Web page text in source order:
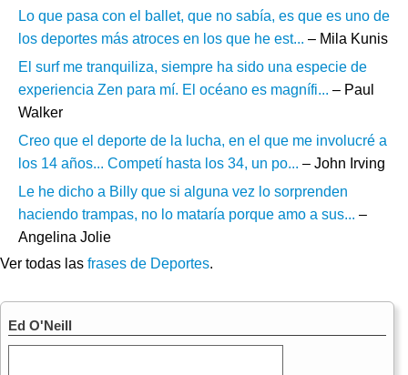
Lo que pasa con el ballet, que no sabía, es que es uno de
los deportes más atroces en los que he est... – Mila Kunis
El surf me tranquiliza, siempre ha sido una especie de
experiencia Zen para mí. El océano es magnífi... – Paul
Walker
Creo que el deporte de la lucha, en el que me involucré a
los 14 años... Competí hasta los 34, un po... – John Irving
Le he dicho a Billy que si alguna vez lo sorprenden
haciendo trampas, no lo mataría porque amo a sus... –
Angelina Jolie
Ver todas las frases de Deportes.
Ed O'Neill